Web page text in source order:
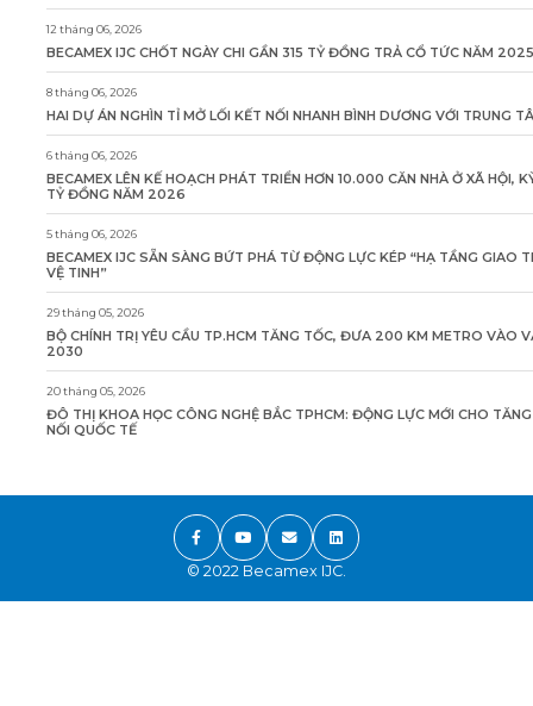
12 tháng 06, 2026
BECAMEX IJC CHỐT NGÀY CHI GẦN 315 TỶ ĐỒNG TRẢ CỔ TỨC NĂM 2025
8 tháng 06, 2026
HAI DỰ ÁN NGHÌN TỈ MỞ LỐI KẾT NỐI NHANH BÌNH DƯƠNG VỚI TRUNG
6 tháng 06, 2026
BECAMEX LÊN KẾ HOẠCH PHÁT TRIỂN HƠN 10.000 CĂN NHÀ Ở XÃ HỘI,
TỶ ĐỒNG NĂM 2026
5 tháng 06, 2026
BECAMEX IJC SẴN SÀNG BỨT PHÁ TỪ ĐỘNG LỰC KÉP “HẠ TẦNG GIAO
VỆ TINH”
29 tháng 05, 2026
BỘ CHÍNH TRỊ YÊU CẦU TP.HCM TĂNG TỐC, ĐƯA 200 KM METRO VÀO
2030
20 tháng 05, 2026
ĐÔ THỊ KHOA HỌC CÔNG NGHỆ BẮC TPHCM: ĐỘNG LỰC MỚI CHO
NỐI QUỐC TẾ
© 2022 Becamex IJC.